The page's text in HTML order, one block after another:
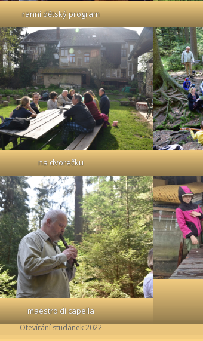
ranní dětský program
na dvorečku
maestro di capella
Otevírání studánek 2022